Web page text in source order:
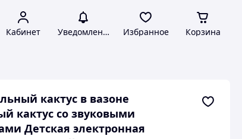
Кабинет Уведомления Избранное Корзина
кактус в вазоне
кактус со звуковыми
Детская электронная